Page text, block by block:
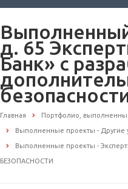
д. 65
Банк» с
Главная Портфолио,
Выполненные проекты - Другие
Выполненные проекты -
БЕЗОПАСНОСТИ